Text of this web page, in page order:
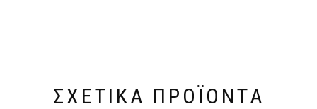
ΣΧΕΤΙΚΆ ΠΡΟΪΌΝΤΑ